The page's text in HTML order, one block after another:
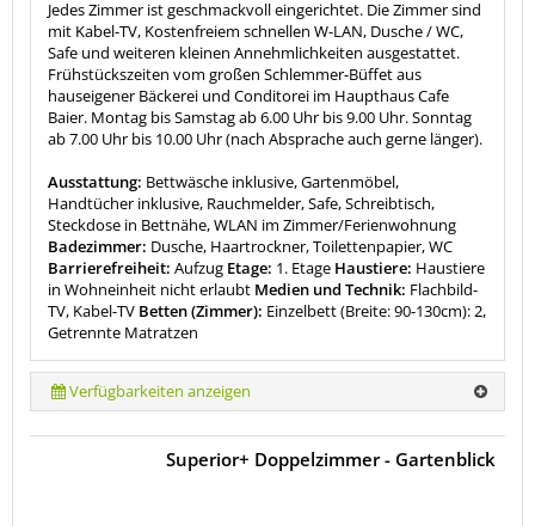
Jedes Zimmer ist geschmackvoll eingerichtet. Die Zimmer sind
mit Kabel-TV, Kostenfreiem schnellen W-LAN, Dusche / WC,
Safe und weiteren kleinen Annehmlichkeiten ausgestattet.
Frühstückszeiten vom großen Schlemmer-Büffet aus
hauseigener Bäckerei und Conditorei im Haupthaus Cafe
Baier. Montag bis Samstag ab 6.00 Uhr bis 9.00 Uhr. Sonntag
ab 7.00 Uhr bis 10.00 Uhr (nach Absprache auch gerne länger).
Ausstattung: Bettwäsche inklusive, Gartenmöbel,
Handtücher inklusive, Rauchmelder, Safe, Schreibtisch,
Steckdose in Bettnähe, WLAN im Zimmer/Ferienwohnung
Badezimmer: Dusche, Haartrockner, Toilettenpapier, WC
Barrierefreiheit: Aufzug Etage: 1. Etage Haustiere: Haustiere
in Wohneinheit nicht erlaubt Medien und Technik: Flachbild-
TV, Kabel-TV Betten (Zimmer): Einzelbett (Breite: 90-130cm): 2,
Getrennte Matratzen
Verfügbarkeiten anzeigen
Superior+ Doppelzimmer - Gartenblick